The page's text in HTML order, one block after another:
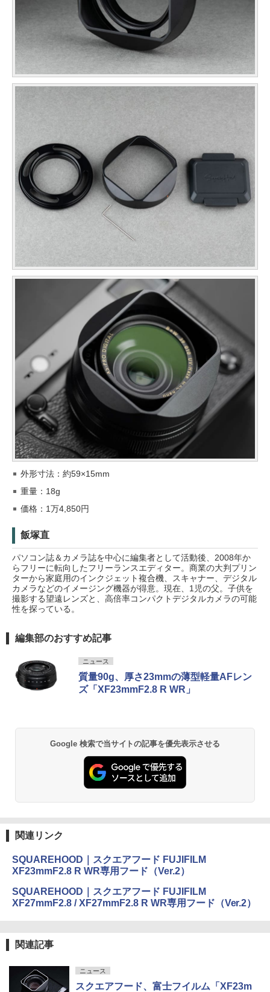
外形寸法：約59×15mm
重量：18g
価格：1万4,850円
飯塚直
パソコン誌＆カメラ誌を中心に編集者として活動後、2008年か
らフリーに転向したフリーランスエディター。商業の大判プリン
ターから家庭用のインクジェット複合機、スキャナー、デジタル
カメラなどのイメージング機器が得意。現在、1児の父。子供を
撮影する望遠レンズと、高倍率コンパクトデジタルカメラの可能
性を探っている。
編集部のおすすめ記事
ニュース
質量90g、厚さ23mmの薄型軽量AFレン
ズ「XF23mmF2.8 R WR」
Google 検索で当サイトの記事を優先表示させる
関連リンク
SQUAREHOOD｜スクエアフード FUJIFILM
XF23mmF2.8 R WR専用フード（Ver.2）
SQUAREHOOD｜スクエアフード FUJIFILM
XF27mmF2.8 / XF27mmF2.8 R WR専用フード（Ver.2）
関連記事
ニュース
スクエアフード、富士フイルム「XF23m